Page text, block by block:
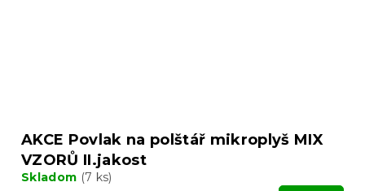
AKCE Povlak na polštář mikroplyš MIX
VZORŮ II.jakost
Skladom (7 ks)